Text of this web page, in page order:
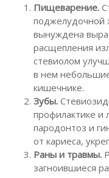
Пищеварение.
поджелудочной
вынуждена
расщепления
стевиолом
в нем
кишечнике.
Зубы.
профилактике и
пародонтоз и
от кариеса,
Раны и травмы.
загноившиеся